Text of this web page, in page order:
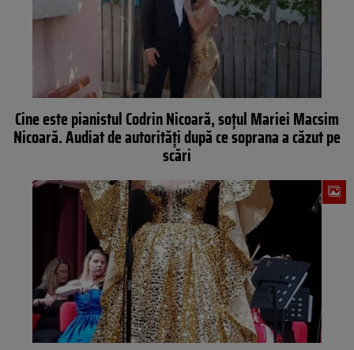
Cine este pianistul Codrin Nicoară, soţul Mariei Macsim
Nicoară. Audiat de autorităţi după ce soprana a căzut pe
scări